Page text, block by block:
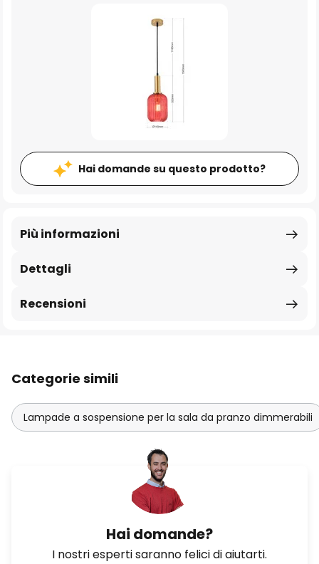
Hai domande su questo prodotto?
Dettagli
Più informazioni
Recensioni
Categorie simili
Lampade a sospensione per la sala da pranzo dimmerabili
Hai domande?
I nostri esperti saranno felici di aiutarti.